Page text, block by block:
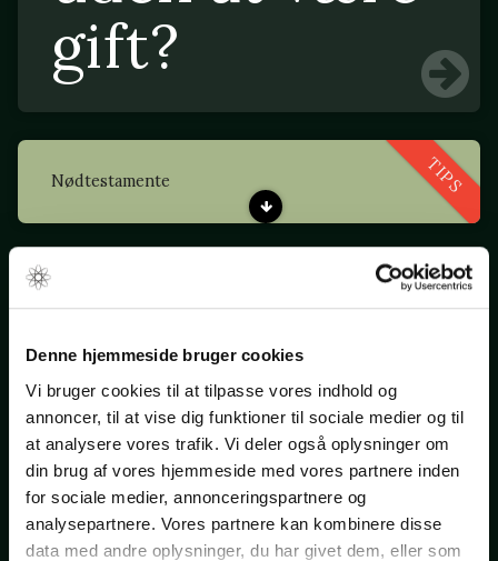
Denne hjemmeside bruger cookies
Vi bruger cookies til at tilpasse vores indhold og
annoncer, til at vise dig funktioner til sociale medier og til
at analysere vores trafik. Vi deler også oplysninger om
din brug af vores hjemmeside med vores partnere inden
for sociale medier, annonceringspartnere og
analysepartnere. Vores partnere kan kombinere disse
data med andre oplysninger, du har givet dem, eller som
gift?
TIPS
Nødtestamente
TIPS
Hvad koster
det?